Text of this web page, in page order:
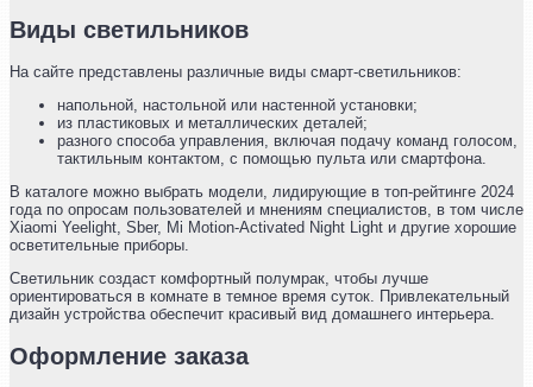
Виды светильников
На сайте представлены различные виды смарт-светильников:
напольной, настольной или настенной установки;
из пластиковых и металлических деталей;
разного способа управления, включая подачу команд голосом,
тактильным контактом, с помощью пульта или смартфона.
В каталоге можно выбрать модели, лидирующие в топ-рейтинге 2024
года по опросам пользователей и мнениям специалистов, в том числе
Xiaomi Yeelight, Sber, Mi Motion-Activated Night Light и другие хорошие
осветительные приборы.
Светильник создаст комфортный полумрак, чтобы лучше
ориентироваться в комнате в темное время суток. Привлекательный
дизайн устройства обеспечит красивый вид домашнего интерьера.
Оформление заказа